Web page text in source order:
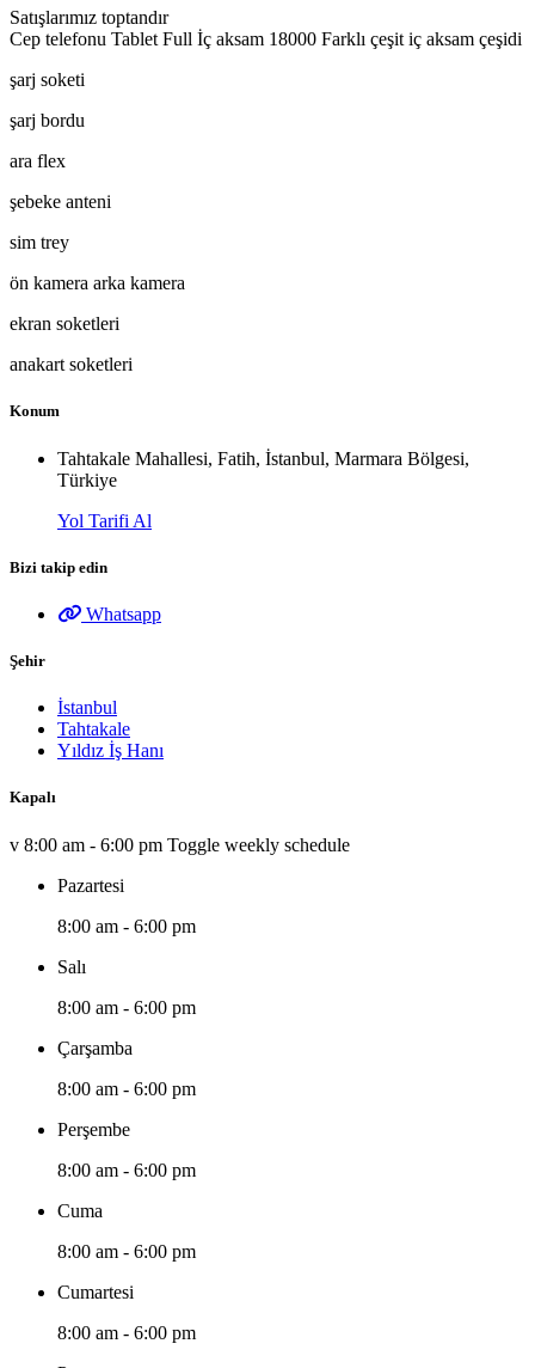
Satışlarımız toptandır
Cep telefonu Tablet Full İç aksam 18000 Farklı çeşit iç aksam çeşidi
şarj soketi
şarj bordu
ara flex
şebeke anteni
sim trey
ön kamera arka kamera
ekran soketleri
anakart soketleri
Konum
Tahtakale Mahallesi, Fatih, İstanbul, Marmara Bölgesi,
Türkiye
Yol Tarifi Al
Bizi takip edin
Whatsapp
Şehir
İstanbul
Tahtakale
Yıldız İş Hanı
Kapalı
v 8:00 am - 6:00 pm Toggle weekly schedule
Pazartesi
8:00 am - 6:00 pm
Salı
8:00 am - 6:00 pm
Çarşamba
8:00 am - 6:00 pm
Perşembe
8:00 am - 6:00 pm
Cuma
8:00 am - 6:00 pm
Cumartesi
8:00 am - 6:00 pm